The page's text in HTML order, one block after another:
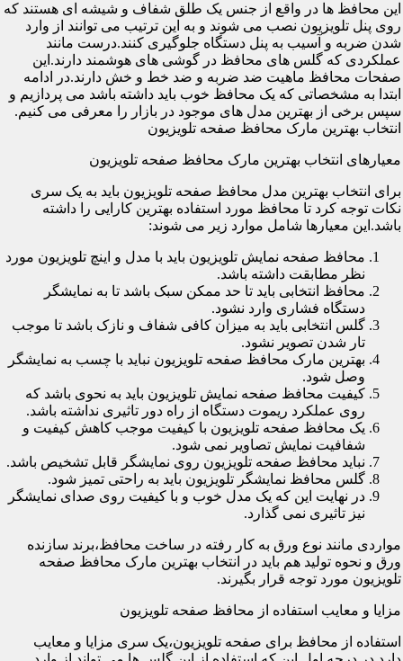
این محافظ ها در واقع از جنس یک طلق شفاف و شیشه ای هستند که
روی پنل تلویزیون نصب می شوند و به این ترتیب می توانند از وارد
شدن ضربه و آسیب به پنل دستگاه جلوگیری کنند.درست مانند
عملکردی که گلس های محافظ در گوشی های هوشمند دارند.این
صفحات محافظ ماهیت ضد ضربه و ضد خط و خش دارند.در ادامه
ابتدا به مشخصاتی که یک محافظ خوب باید داشته باشد می پردازیم و
سپس برخی از بهترین مدل های موجود در بازار را معرفی می کنیم.
انتخاب بهترین مارک محافظ صفحه تلویزیون
معیارهای انتخاب بهترین مارک محافظ صفحه تلویزیون
برای انتخاب بهترین مدل محافظ صفحه تلویزیون باید به یک سری
نکات توجه کرد تا محافظ مورد استفاده بهترین کارایی را داشته
باشد.این معیارها شامل موارد زیر می شوند:
محافظ صفحه نمایش تلویزیون باید با مدل و اینچ تلویزیون مورد
نظر مطابقت داشته باشد.
محافظ انتخابی باید تا حد ممکن سبک باشد تا به نمایشگر
دستگاه فشاری وارد نشود.
گلس انتخابی باید به میزان کافی شفاف و نازک باشد تا موجب
تار شدن تصویر نشود.
بهترین مارک محافظ صفحه تلویزیون نباید با چسب به نمایشگر
وصل شود.
کیفیت محافظ صفحه نمایش تلویزیون باید به نحوی باشد که
روی عملکرد ریموت دستگاه از راه دور تاثیری نداشته باشد.
یک محافظ صفحه تلویزیون با کیفیت موجب کاهش کیفیت و
شفافیت نمایش تصاویر نمی شود.
نباید محافظ صفحه تلویزیون روی نمایشگر قابل تشخیص باشد.
گلس محافظ نمایشگر تلویزیون باید به راحتی تمیز شود.
در نهایت این که یک مدل خوب و با کیفیت روی صدای نمایشگر
نیز تاثیری نمی گذارد.
مواردی مانند نوع ورق به کار رفته در ساخت محافظ،برند سازنده
ورق و نحوه تولید هم باید در انتخاب بهترین مارک محافظ صفحه
تلویزیون مورد توجه قرار بگیرند.
مزایا و معایب استفاده از محافظ صفحه تلویزیون
استفاده از محافظ برای صفحه تلویزیون،یک سری مزایا و معایب